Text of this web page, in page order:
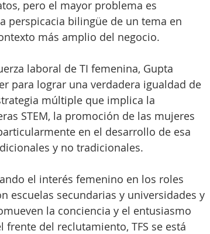
pero el mayor problema es
perspicacia bilingüe de un tema en
más amplio del negocio.
laboral de TI femenina, Gupta
para lograr una verdadera igualdad de
múltiple que implica la
STEM, la promoción de las mujeres
en el desarrollo de esa
y no tradicionales.
el interés femenino en los roles
escuelas secundarias y universidades y
la conciencia y el entusiasmo
del reclutamiento, TFS se está